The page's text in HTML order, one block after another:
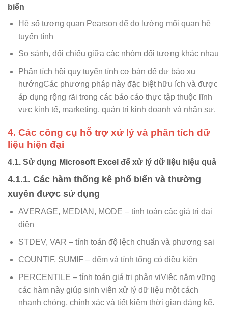
biến
Hệ số tương quan Pearson để đo lường mối quan hệ
tuyến tính
So sánh, đối chiếu giữa các nhóm đối tượng khác nhau
Phân tích hồi quy tuyến tính cơ bản để dự báo xu
hướngCác phương pháp này đặc biệt hữu ích và được
áp dụng rộng rãi trong các báo cáo thực tập thuộc lĩnh
vực kinh tế, marketing, quản trị kinh doanh và nhân sự.
4. Các công cụ hỗ trợ xử lý và phân tích dữ
liệu hiện đại
4.1. Sử dụng Microsoft Excel để xử lý dữ liệu hiệu quả
4.1.1. Các hàm thống kê phổ biến và thường
xuyên được sử dụng
AVERAGE, MEDIAN, MODE – tính toán các giá trị đại
diện
STDEV, VAR – tính toán độ lệch chuẩn và phương sai
COUNTIF, SUMIF – đếm và tính tổng có điều kiện
PERCENTILE – tính toán giá trị phân vịViệc nắm vững
các hàm này giúp sinh viên xử lý dữ liệu một cách
nhanh chóng, chính xác và tiết kiệm thời gian đáng kể.